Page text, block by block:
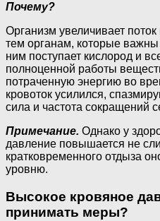
Почему?
Организм увеличивает
тем органам, которые
ним поступает кислород и
полноценной работы
потраченную энергию во
кровоток усилился,
сила и частота сокращений
Примечание. Однако у
давление повышается не
кратковременного отдыза
уровню.
Высокое кровяное
принимать меры?